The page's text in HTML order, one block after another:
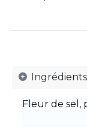
Ingrédients
Fleur de sel,